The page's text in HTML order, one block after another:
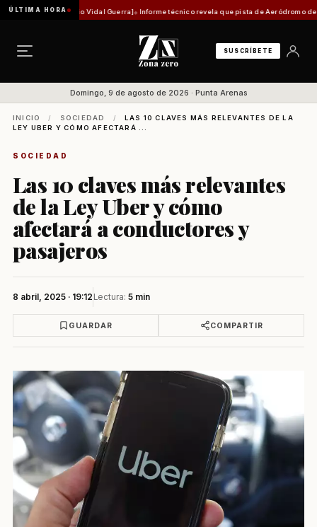
ÚLTIMA HORA
Mauricio Vidal Guerra] Informe técnico revela que pista de Aeródromo de Natales
SUSCRÍBETE
Domingo, 9 de agosto de 2026 · Punta Arenas
INICIO / SOCIEDAD /
LAS 10 CLAVES MÁS RELEVANTES DE LA
LEY UBER Y CÓMO AFECTARÁ ...
SOCIEDAD
Las 10 claves más relevantes
de la Ley Uber y cómo
afectará a conductores y
pasajeros
8 abril, 2025 · 19:12 Lectura: 5 min
GUARDAR COMPARTIR